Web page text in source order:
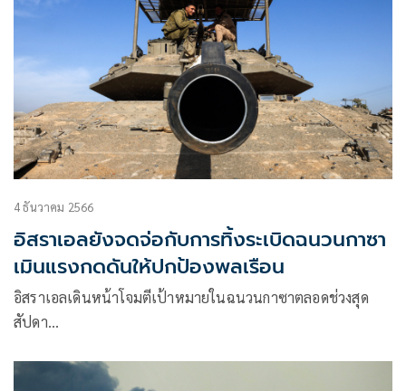
4 ธันวาคม 2566
อิสราเอลยังจดจ่อกับการทิ้งระเบิดฉนวนกาซา
เมินแรงกดดันให้ปกป้องพลเรือน
อิสราเอลเดินหน้าโจมตีเป้าหมายในฉนวนกาซาตลอดช่วงสุด
สัปดา…